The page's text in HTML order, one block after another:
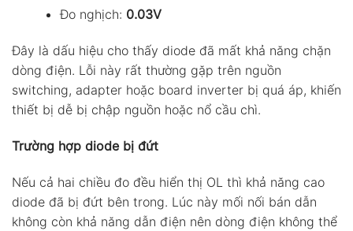
Đo nghịch: 0.03V
Đây là dấu hiệu cho thấy diode đã mất khả năng chặn
dòng điện. Lỗi này rất thường gặp trên nguồn
switching, adapter hoặc board inverter bị quá áp, khiến
thiết bị dễ bị chập nguồn hoặc nổ cầu chì.
Trường hợp diode bị đứt
Nếu cả hai chiều đo đều hiển thị OL thì khả năng cao
diode đã bị đứt bên trong. Lúc này mối nối bán dẫn
không còn khả năng dẫn điện nên dòng điện không thể